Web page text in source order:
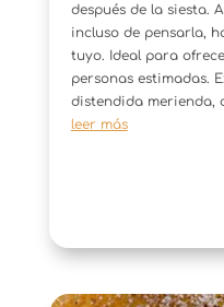
después de la siesta.
incluso de pensarla,
tuyo. Ideal para
personas estimadas.
distendida merienda,
leer más